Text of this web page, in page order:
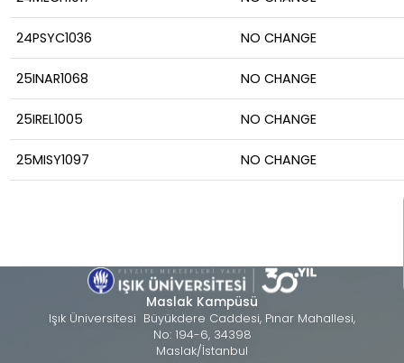
24PSYC1036 NO CHANGE
25INAR1068 NO CHANGE
25IREL1005 NO CHANGE
25MISY1097 NO CHANGE
Maslak Kampüsü
Işık Üniversitesi Büyükdere Caddesi, Pınar Mahallesi,
No: 194-6, 34398
Maslak/İstanbul